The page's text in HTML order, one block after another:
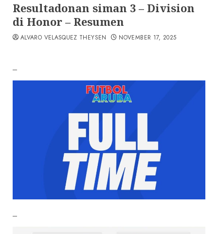
Resultadonan siman 3 – Division
di Honor – Resumen
ALVARO VELASQUEZ THEYSEN NOVEMBER 17, 2025
–
–